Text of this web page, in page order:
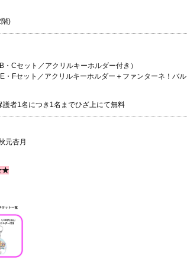
)
Cセット／アクリルキーホルダー付き）
Fセット／アクリルキーホルダー＋ファンターネ！バル
者1名につき1名までひざ上にて無料
元杏月